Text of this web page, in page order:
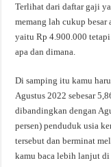
Terlihat dari daftar gaji
memang lah cukup besar
yaitu Rp 4.900.000
apa dan dimana.
Di samping itu kamu
Agustus 2022 sebesar
dibandingkan dengan
persen) penduduk usia
tersebut dan berminat
kamu baca lebih lanjut di